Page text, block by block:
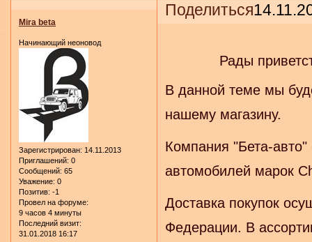
Поделиться
Mira beta
Начинающий неоновод
Зарегистрирован: 14.11.2013
Приглашений: 0
Сообщений: 65
Уважение: 0
Позитив: -1
Провел на форуме:
9 часов 4 минуты
Последний визит:
31.01.2018 16:17
Рады
В данной теме мы
нашему магазину.
Компания "Бета-авто"
автомобилей марок
Доставка покупок
Федерации. В